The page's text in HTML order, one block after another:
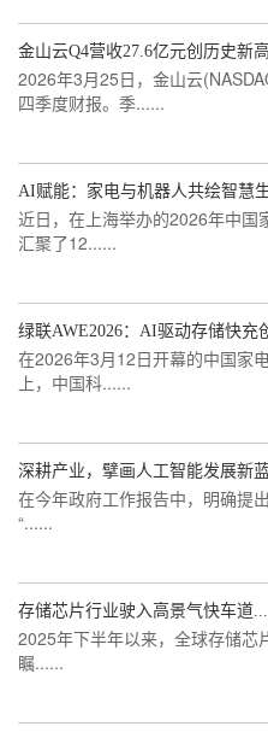
金山云Q4营收27.6亿元创历史新
2026年3月25日，金山云
四季度财报。季......
AI赋能：家电与机器人共绘智慧
近日，在上海举办的2026年中国
汇聚了12......
绿联AWE2026：AI驱动存储快充
在2026年3月12日开幕的中国家
上，中国科......
深耕产业，擘画人工智能发展新
在今年政府工作报告中，明确提
“......
存储芯片行业驶入高景气快车道...
2025年下半年以来，全球存储芯
瞩......